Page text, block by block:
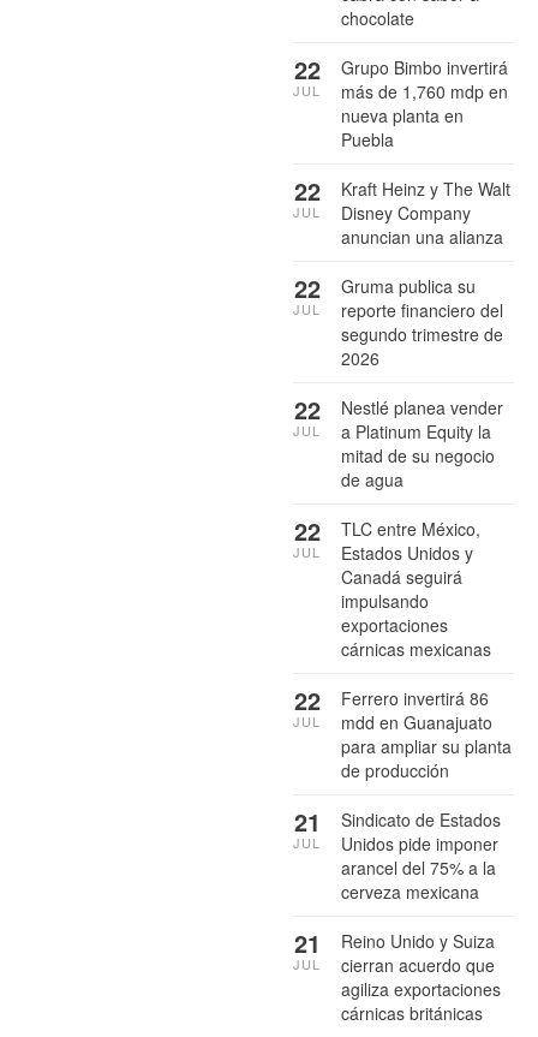
chocolate
Grupo Bimbo invertirá
más de 1,760 mdp en
nueva planta en
Puebla
22
JUL
Kraft Heinz y The Walt
Disney Company
anuncian una alianza
22
JUL
Gruma publica su
reporte financiero del
segundo trimestre de
2026
22
JUL
Nestlé planea vender
a Platinum Equity la
mitad de su negocio
de agua
22
JUL
TLC entre México,
Estados Unidos y
Canadá seguirá
impulsando
exportaciones
cárnicas mexicanas
22
JUL
Ferrero invertirá 86
mdd en Guanajuato
para ampliar su planta
de producción
22
JUL
Sindicato de Estados
Unidos pide imponer
arancel del 75% a la
cerveza mexicana
21
JUL
Reino Unido y Suiza
cierran acuerdo que
agiliza exportaciones
cárnicas británicas
21
JUL